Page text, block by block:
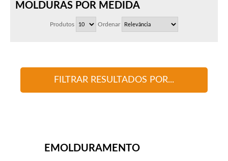
MOLDURAS POR MEDIDA
Produtos Ordenar
FILTRAR RESULTADOS POR...
EMOLDURAMENTO